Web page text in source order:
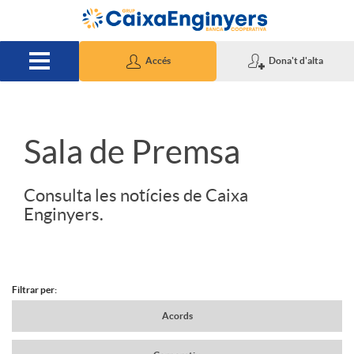
Salta al contingut principal
Accés Dona't d'alta
S
d
Sala de Premsa
Consulta les notícies de Caixa
Enginyers.
N
Filtrar per:
Acords